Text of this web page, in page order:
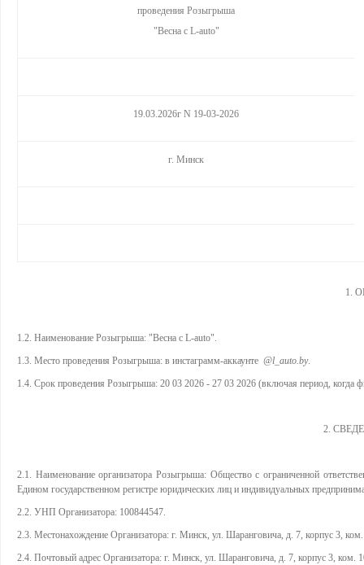
проведения Розыгрыша
"Весна с L-auto"
19.03.2026г N 19-03-2026
г. Минск
1.
1.2. Наименование Розыгрыша: "Весна с L-auto".
1.3. Место проведения Розыгрыша: в инстаграмм-аккаунте @l_auto.by.
1.4. Срок проведения Розыгрыша: 20 03 2026 - 27 03 2026 (включая период, когда
2.
2.1. Наименование организатора Розыгрыша: Общество с ограниченной
Едином государственном регистре юридических лиц и индивидуальных
2.2. УНП Организатора: 100844547.
2.3. Местонахождение Организатора: г. Минск, ул. Шаранговича, д. 7, корпус 3,
2.4. Почтовый адрес Организатора: г. Минск, ул. Шаранговича, д. 7, корпус 3, ком.